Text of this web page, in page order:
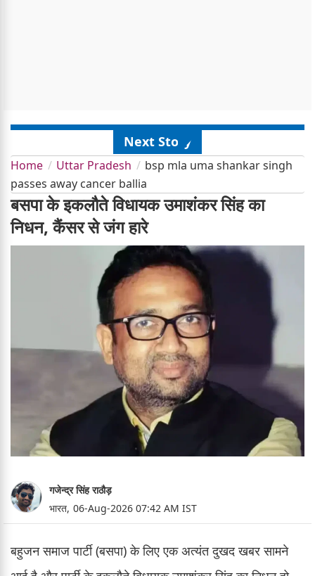
Next Story
Home Uttar Pradesh
bsp mla uma shankar singh
passes away cancer ballia
बसपा के इकलौते विधायक उमाशंकर सिंह का
निधन, कैंसर से जंग हारे
गजेन्द्र सिंह राठौड़
भारत, 06-Aug-2026 07:42 AM IST
बहुजन समाज पार्टी (बसपा) के लिए एक अत्यंत दुखद खबर सामने